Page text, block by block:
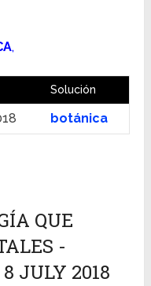
,
Solución
botánica
QUE
-
JULY 2018